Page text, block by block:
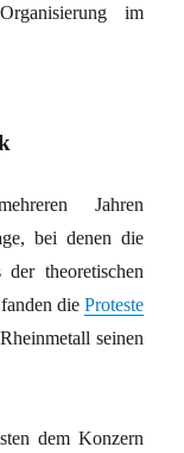
im
Jahren
bei denen die
theoretischen
die Proteste
seinen
dem Konzern